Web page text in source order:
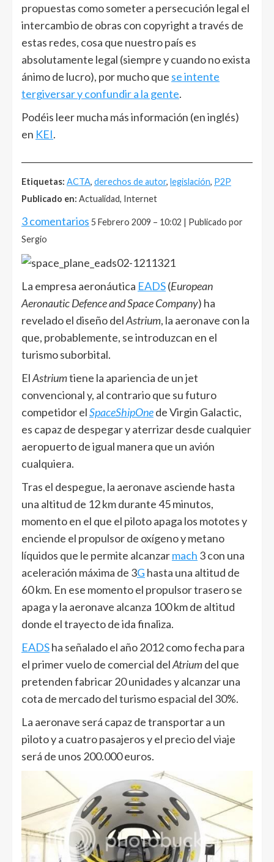
propuestas como someter a persecución legal el
intercambio de obras con copyright a través de
estas redes, cosa que nuestro país es
absolutamente legal (siempre y cuando no exista
ánimo de lucro), por mucho que se intente
tergiversar y confundir a la gente.
Podéis leer mucha más información (en inglés)
en KEI.
Etiquetas: ACTA, derechos de autor, legislación, P2P
Publicado en: Actualidad, Internet
3 comentarios 5 Febrero 2009 – 10:02 | Publicado por
Sergio
La empresa aeronáutica EADS(European
Aeronautic Defence and Space Company) ha
revelado el diseño delAstrium, la aeronave con la
que, probablemente, se introduzcan en el
turismo suborbital.
ElAstriumtiene la apariencia de un jet
convencional y, al contrario que su futuro
competidor elSpaceShipOnede Virgin Galactic,
es capaz de despegar y aterrizar desde cualquier
aeropuerto de igual manera que un avión
cualquiera.
Tras el despegue, la aeronave asciende hasta
una altitud de 12 km durante 45 minutos,
momento en el que el piloto apaga los mototes y
enciende el propulsor de oxígeno y metano
líquidos que le permite alcanzarmach 3 con una
aceleración máxima de 3G hasta una altitud de
60 km. En ese momento el propulsor trasero se
apaga y la aeronave alcanza 100 km de altitud
donde el trayecto de ida finaliza.
EADSha señalado el año 2012 como fecha para
el primer vuelo de comercial delAtriumdel que
pretenden fabricar 20 unidades y alcanzar una
cota de mercado del turismo espacial del 30%.
La aeronave será capaz de transportar a un
piloto y a cuatro pasajeros y el precio del viaje
será de unos 200.000 euros.